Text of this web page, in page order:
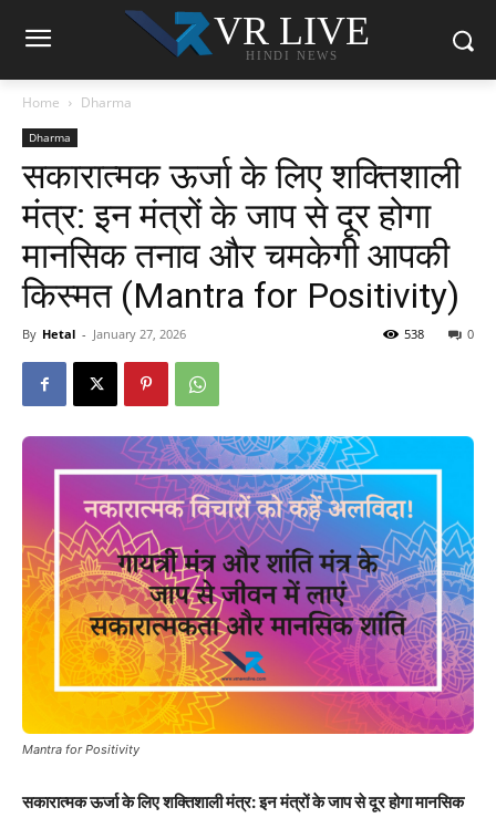
VR LIVE
HINDI NEWS
Home Dharma
Dharma
सकारात्मक ऊर्जा के लिए शक्तिशाली
मंत्र: इन मंत्रों के जाप से दूर होगा
मानसिक तनाव और चमकेगी आपकी
किस्मत (Mantra for Positivity)
By Hetal - January 27, 2026 0
538
Mantra for Positivity
सकारात्मक ऊर्जा के लिए शक्तिशाली मंत्र: इन मंत्रों के जाप से दूर होगा मानसिक